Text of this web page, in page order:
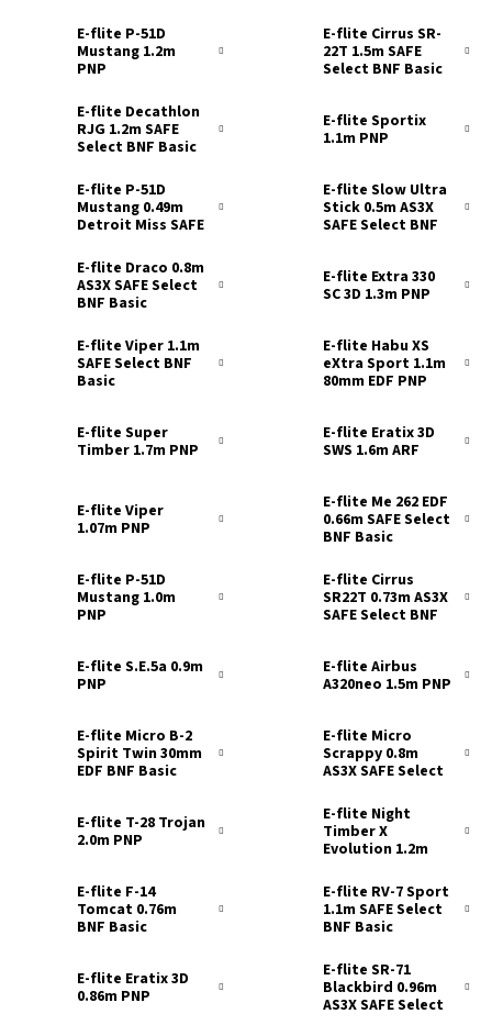
E-flite P-51D
Mustang 1.2m
PNP
E-flite Cirrus SR-
22T 1.5m SAFE
Select BNF Basic
E-flite Decathlon
RJG 1.2m SAFE
Select BNF Basic
E-flite Sportix
1.1m PNP
E-flite P-51D
Mustang 0.49m
Detroit Miss SAFE
E-flite Slow Ultra
Stick 0.5m AS3X
SAFE Select BNF
E-flite Draco 0.8m
AS3X SAFE Select
BNF Basic
E-flite Extra 330
SC 3D 1.3m PNP
E-flite Viper 1.1m
SAFE Select BNF
Basic
E-flite Habu XS
eXtra Sport 1.1m
80mm EDF PNP
E-flite Super
Timber 1.7m PNP
E-flite Eratix 3D
SWS 1.6m ARF
E-flite Viper
1.07m PNP
E-flite Me 262 EDF
0.66m SAFE Select
BNF Basic
E-flite P-51D
Mustang 1.0m
PNP
E-flite Cirrus
SR22T 0.73m AS3X
SAFE Select BNF
E-flite S.E.5a 0.9m
PNP
E-flite Airbus
A320neo 1.5m PNP
E-flite Micro B-2
Spirit Twin 30mm
EDF BNF Basic
E-flite Micro
Scrappy 0.8m
AS3X SAFE Select
E-flite T-28 Trojan
2.0m PNP
E-flite Night
Timber X
Evolution 1.2m
E-flite F-14
Tomcat 0.76m
BNF Basic
E-flite RV-7 Sport
1.1m SAFE Select
BNF Basic
E-flite Eratix 3D
0.86m PNP
E-flite SR-71
Blackbird 0.96m
AS3X SAFE Select